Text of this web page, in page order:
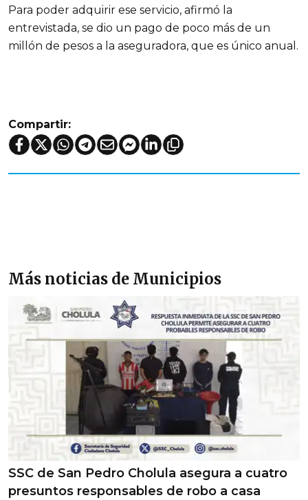
Para poder adquirir ese servicio, afirmó la
entrevistada, se dio un pago de poco más de un
millón de pesos a la aseguradora, que es único anual.
Compartir:
Más noticias de Municipios
SSC de San Pedro Cholula asegura a cuatro
presuntos responsables de robo a casa